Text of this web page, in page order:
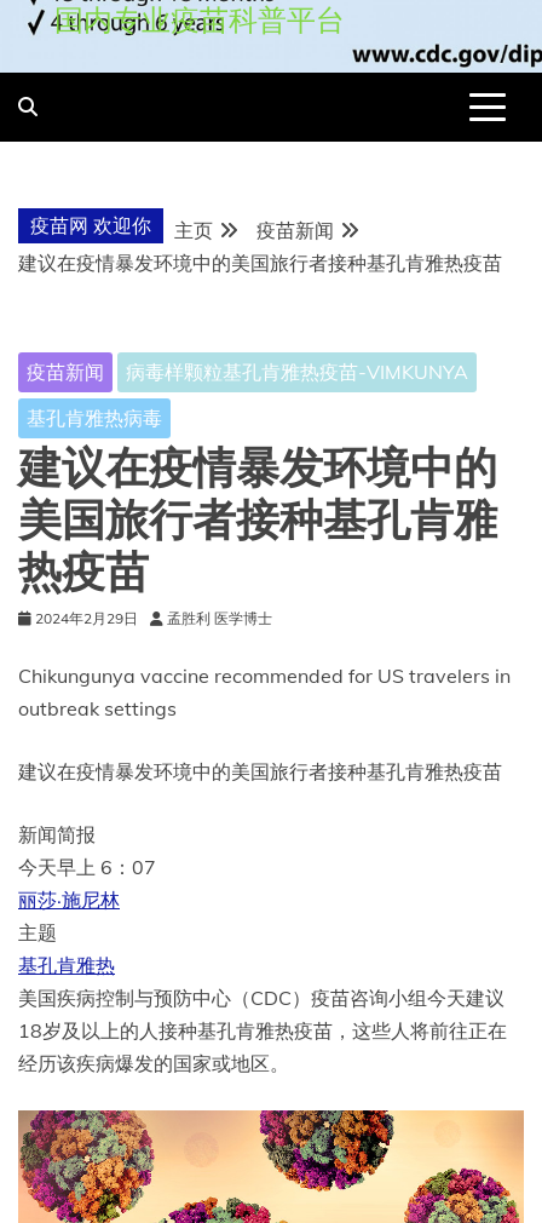
国内专业疫苗科普平台
疫苗网 欢迎你 主页
疫苗新闻
建议在疫情暴发环境中的美国旅行者接种基孔肯雅热疫苗
疫苗新闻
病毒样颗粒基孔肯雅热疫苗-VIMKUNYA
基孔肯雅热病毒
建议在疫情暴发环境中的
美国旅行者接种基孔肯雅
热疫苗
2024年2月29日 孟胜利 医学博士
Chikungunya vaccine recommended for US travelers in
outbreak settings
建议在疫情暴发环境中的美国旅行者接种基孔肯雅热疫苗
新闻简报
今天早上 6：07
丽莎·施尼林
主题
基孔肯雅热
美国疾病控制与预防中心（CDC）疫苗咨询小组今天建议
18岁及以上的人接种基孔肯雅热疫苗，这些人将前往正在
经历该疾病爆发的国家或地区。